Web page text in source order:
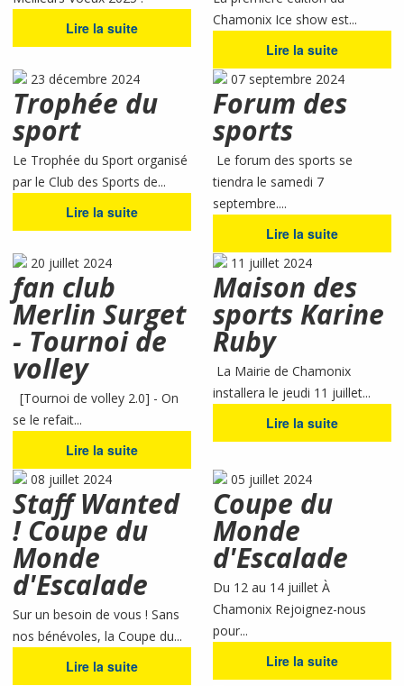
Lire la suite
Chamonix Ice show est...
Lire la suite
23 décembre 2024
Trophée du
sport
Le Trophée du Sport organisé
par le Club des Sports de...
Lire la suite
07 septembre 2024
Forum des
sports
Le forum des sports se
tiendra le samedi 7
septembre....
Lire la suite
20 juillet 2024
fan club
Merlin Surget
- Tournoi de
volley
[Tournoi de volley 2.0] - On
se le refait...
Lire la suite
11 juillet 2024
Maison des
sports Karine
Ruby
La Mairie de Chamonix
installera le jeudi 11 juillet...
Lire la suite
08 juillet 2024
Staff Wanted
! Coupe du
Monde
d'Escalade
Sur un besoin de vous ! Sans
nos bénévoles, la Coupe du...
Lire la suite
05 juillet 2024
Coupe du
Monde
d'Escalade
Du 12 au 14 juillet À
Chamonix Rejoignez-nous
pour...
Lire la suite